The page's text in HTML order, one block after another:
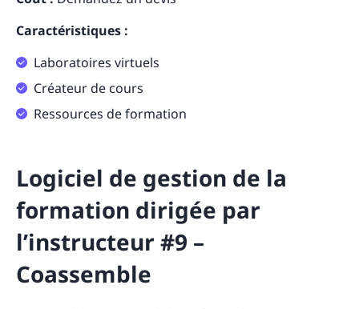
Caractéristiques :
Laboratoires virtuels
Créateur de cours
Ressources de formation
Logiciel de gestion de la
formation dirigée par
l’instructeur #9 –
Coassemble